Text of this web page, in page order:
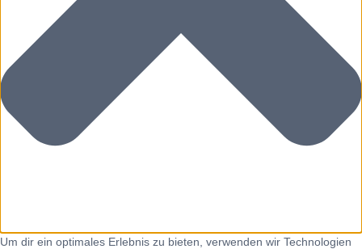
Um dir ein optimales Erlebnis zu bieten, verwenden wir Technologien